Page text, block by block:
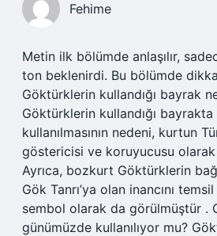
Fehime
Metin ilk bölümde anlaşılır,
ton beklenirdi. Bu bölümde
Göktürklerin kullandığı bayrak
Göktürklerin kullandığı
kullanılmasının nedeni, kurtun
göstericisi ve koruyucusu
Ayrıca, bozkurt Göktürklerin
Gök Tanrı’ya olan inancını
sembol olarak da görülmüştür .
günümüzde kullanılıyor mu?